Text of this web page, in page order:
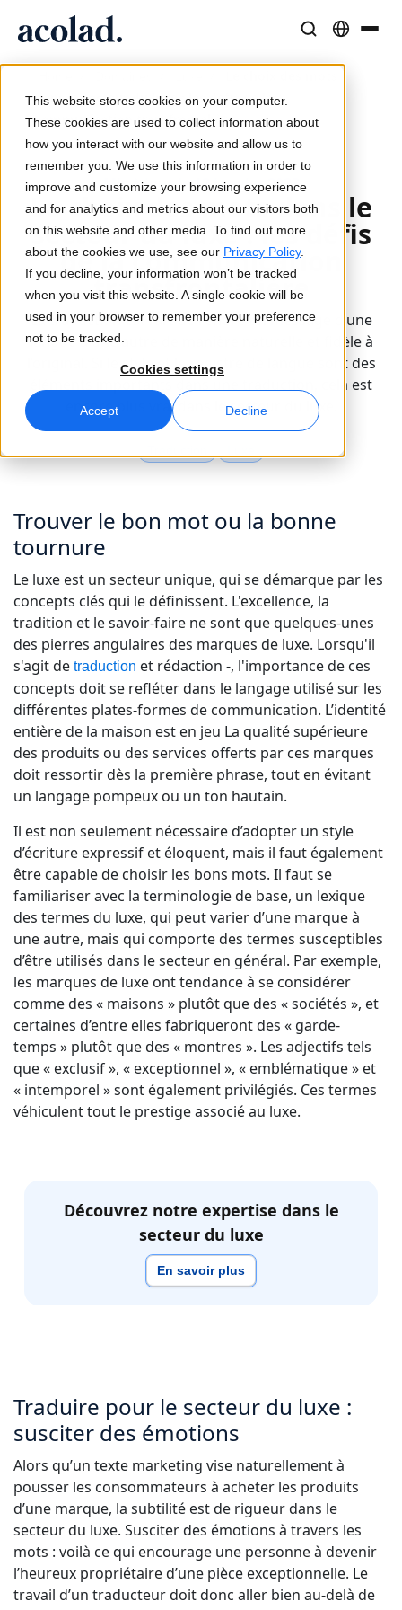
This website stores cookies on your computer.
These cookies are used to collect information about
how you interact with our website and allow us to
remember you. We use this information in order to
improve and customize your browsing experience
and for analytics and metrics about our visitors both
on this website and other media. To find out more
about the cookies we use, see our Privacy Policy.
If you decline, your information won’t be tracked
when you visit this website. A single cookie will be
used in your browser to remember your preference
not to be tracked.
Cookies settings
Accept Decline
Traduction
Vitesse de l’IA, précision humaine
Interprétation
Communication fluide, partout
Médias et Divertissement
Donnez vie à vos contenus sur tous les écrans
Conseil et Externalisation
Touchez et convertissez des publics à l’international
Transcription
Transformez l’audio en action
Services de données
Renforcez vos IA avec des données fiables
Toutes les solutions
Solutions par Secteur
Sciences de la vie
Industrie Manufacturière
Finance
Juridique
Institutions Publiques
Défense & Sécurité
Tous les secteurs
Lia Go
Traductions instantanées conformes à votre marque
Lia Services
Géré par des experts
Lia Live
L'interprétation revisitée
Connectivité
Traduction vocale en temps réel
Assurance qualité
Contrôles qualité pilotés par IA
Doublage IA
Doublage efficace à grande échelle
Services de données IA
Améliorez l’IA avec des données de qualité
Découvrez Lia
Traduction IA rapide, intelligente et évolutive
Études de cas
Résultats concrets de nos clients
Articles
Analyses d’experts sur le contenu global
Ebooks
Guides et stratégies approfondis
Webinaires à la demande
Maîtriser la traduction IA pour les marques
mondiales
Conseils pour optimiser efficacité, échelle et qualité
À propos d’Acolad
Durabilité
Partenaires
Actualités
Carrières
Construisez votre avenir avec nous
Opportunités freelance
Rejoignez notre réseau mondial
dans le secteur du luxe : les défis de la
communication transfrontalière
Mis à jour le 12 janvier 2023
Le choix des mots dans le
secteur du luxe : les défis
de la communication
transfrontalière
La traduction est l’art de rendre un message d’une
langue à une autre de manière naturelle et fidèle à
l’original. Si le style et le registre de langue sont des
éléments importants dans une traduction, cela est
encore plus vrai dans le secteur du luxe.
Trouver le bon mot ou la bonne
tournure
Le luxe est un secteur unique, qui se démarque par les
concepts clés qui le définissent. L'excellence, la
tradition et le savoir-faire ne sont que quelques-unes
des pierres angulaires des marques de luxe. Lorsqu'il
s'agit de traduction et rédaction -, l'importance de ces
concepts doit se refléter dans le langage utilisé sur les
différentes plates-formes de communication. L’identité
entière de la maison est en jeu La qualité supérieure
des produits ou des services offerts par ces marques
doit ressortir dès la première phrase, tout en évitant
un langage pompeux ou un ton hautain.
Il est non seulement nécessaire d’adopter un style
d’écriture expressif et éloquent, mais il faut également
être capable de choisir les bons mots. Il faut se
familiariser avec la terminologie de base, un lexique
des termes du luxe, qui peut varier d’une marque à
une autre, mais qui comporte des termes susceptibles
d’être utilisés dans le secteur en général. Par exemple,
les marques de luxe ont tendance à se considérer
comme des « maisons » plutôt que des « sociétés », et
certaines d’entre elles fabriqueront des « garde-
temps » plutôt que des « montres ». Les adjectifs tels
que « exclusif », « exceptionnel », « emblématique » et
« intemporel » sont également privilégiés. Ces termes
véhiculent tout le prestige associé au luxe.
Découvrez notre expertise dans le
secteur du luxe
En savoir plus
Traduire pour le secteur du luxe :
susciter des émotions
Alors qu’un texte marketing vise naturellement à
pousser les consommateurs à acheter les produits
d’une marque, la subtilité est de rigueur dans le
secteur du luxe. Susciter des émotions à travers les
mots : voilà ce qui encourage une personne à devenir
l’heureux propriétaire d’une pièce exceptionnelle. Le
travail d’un traducteur doit donc aller bien au-delà de